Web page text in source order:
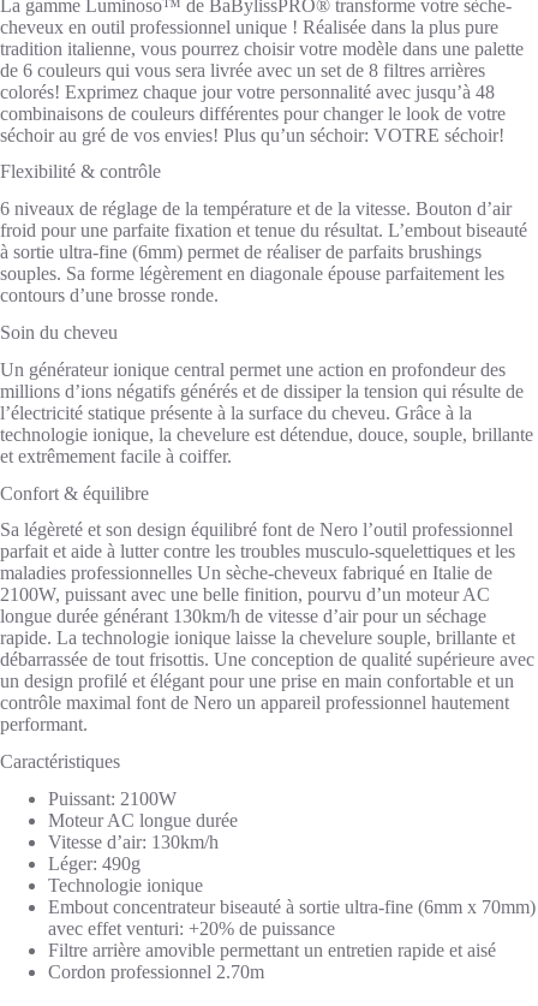
La gamme Luminoso™ de BaBylissPRO® transforme votre sèche-
cheveux en outil professionnel unique ! Réalisée dans la plus pure
tradition italienne, vous pourrez choisir votre modèle dans une palette
de 6 couleurs qui vous sera livrée avec un set de 8 filtres arrières
colorés! Exprimez chaque jour votre personnalité avec jusqu’à 48
combinaisons de couleurs différentes pour changer le look de votre
séchoir au gré de vos envies! Plus qu’un séchoir: VOTRE séchoir!
Flexibilité & contrôle
6 niveaux de réglage de la température et de la vitesse. Bouton d’air
froid pour une parfaite fixation et tenue du résultat. L’embout biseauté
à sortie ultra-fine (6mm) permet de réaliser de parfaits brushings
souples. Sa forme légèrement en diagonale épouse parfaitement les
contours d’une brosse ronde.
Soin du cheveu
Un générateur ionique central permet une action en profondeur des
millions d’ions négatifs générés et de dissiper la tension qui résulte de
l’électricité statique présente à la surface du cheveu. Grâce à la
technologie ionique, la chevelure est détendue, douce, souple, brillante
et extrêmement facile à coiffer.
Confort & équilibre
Sa légèreté et son design équilibré font de Nero l’outil professionnel
parfait et aide à lutter contre les troubles musculo-squelettiques et les
maladies professionnelles Un sèche-cheveux fabriqué en Italie de
2100W, puissant avec une belle finition, pourvu d’un moteur AC
longue durée générant 130km/h de vitesse d’air pour un séchage
rapide. La technologie ionique laisse la chevelure souple, brillante et
débarrassée de tout frisottis. Une conception de qualité supérieure avec
un design profilé et élégant pour une prise en main confortable et un
contrôle maximal font de Nero un appareil professionnel hautement
performant.
Caractéristiques
Puissant: 2100W
Moteur AC longue durée
Vitesse d’air: 130km/h
Léger: 490g
Technologie ionique
Embout concentrateur biseauté à sortie ultra-fine (6mm x 70mm)
avec effet venturi: +20% de puissance
Filtre arrière amovible permettant un entretien rapide et aisé
Cordon professionnel 2.70m